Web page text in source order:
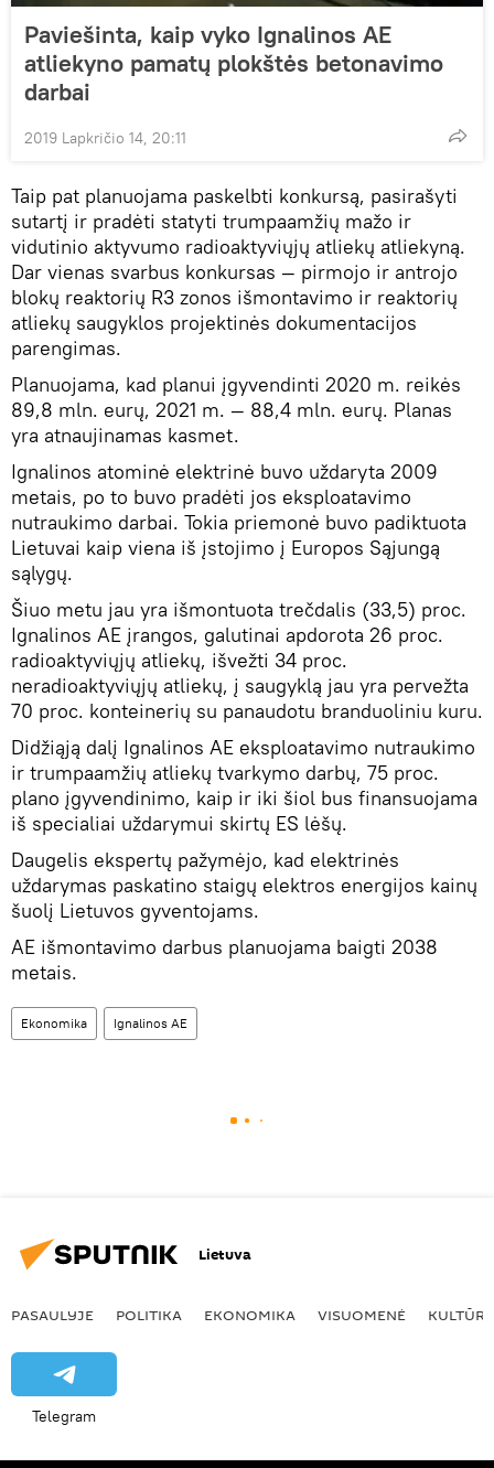
Paviešinta, kaip vyko Ignalinos AE
atliekyno pamatų plokštės betonavimo
darbai
2019 Lapkričio 14, 20:11
Taip pat planuojama paskelbti konkursą, pasirašyti
sutartį ir pradėti statyti trumpaamžių mažo ir
vidutinio aktyvumo radioaktyviųjų atliekų atliekyną.
Dar vienas svarbus konkursas — pirmojo ir antrojo
blokų reaktorių R3 zonos išmontavimo ir reaktorių
atliekų saugyklos projektinės dokumentacijos
parengimas.
Planuojama, kad planui įgyvendinti 2020 m. reikės
89,8 mln. eurų, 2021 m. — 88,4 mln. eurų. Planas
yra atnaujinamas kasmet.
Ignalinos atominė elektrinė buvo uždaryta 2009
metais, po to buvo pradėti jos eksploatavimo
nutraukimo darbai. Tokia priemonė buvo padiktuota
Lietuvai kaip viena iš įstojimo į Europos Sąjungą
sąlygų.
Šiuo metu jau yra išmontuota trečdalis (33,5) proc.
Ignalinos AE įrangos, galutinai apdorota 26 proc.
radioaktyviųjų atliekų, išvežti 34 proc.
neradioaktyviųjų atliekų, į saugyklą jau yra pervežta
70 proc. konteinerių su panaudotu branduoliniu kuru.
Didžiąją dalį Ignalinos AE eksploatavimo nutraukimo
ir trumpaamžių atliekų tvarkymo darbų, 75 proc.
plano įgyvendinimo, kaip ir iki šiol bus finansuojama
iš specialiai uždarymui skirtų ES lėšų.
Daugelis ekspertų pažymėjo, kad elektrinės
uždarymas paskatino staigų elektros energijos kainų
šuolį Lietuvos gyventojams.
AE išmontavimo darbus planuojama baigti 2038
metais.
Ekonomika Ignalinos AE
Lietuva
PASAULYJE POLITIKA EKONOMIKA VISUOMENĖ KULTŪRA
Telegram